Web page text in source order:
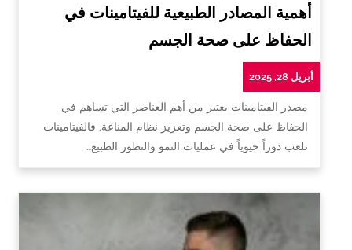
أهمية المصادر الطبيعية للفيتامينات في
الحفاظ على صحة الجسم
أبريل 28, 2025
مصدر الفيتامينات يعتبر من أهم العناصر التي تساهم في
الحفاظ على صحة الجسم وتعزيز نظام المناعة. فالفيتامينات
تلعب دوراً حيوياً في عمليات النمو والتطور الطبيع…